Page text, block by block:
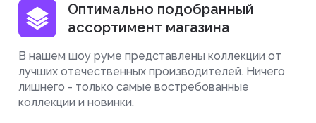
Оптимально подобранный
ассортимент магазина
В нашем шоу руме представлены коллекции от
лучших отечественных производителей. Ничего
лишнего - только самые востребованные
коллекции и новинки.